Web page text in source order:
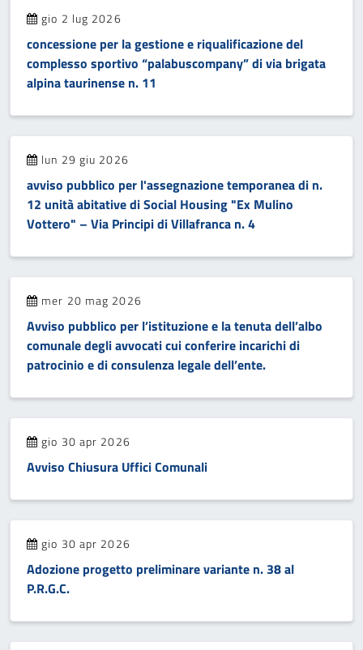
gio 2 lug 2026
concessione per la gestione e riqualificazione del
complesso sportivo “palabuscompany” di via brigata
alpina taurinense n. 11
lun 29 giu 2026
avviso pubblico per l'assegnazione temporanea di n.
12 unità abitative di Social Housing "Ex Mulino
Vottero" – Via Principi di Villafranca n. 4
mer 20 mag 2026
Avviso pubblico per l’istituzione e la tenuta dell’albo
comunale degli avvocati cui conferire incarichi di
patrocinio e di consulenza legale dell’ente.
gio 30 apr 2026
Avviso Chiusura Uffici Comunali
gio 30 apr 2026
Adozione progetto preliminare variante n. 38 al
P.R.G.C.